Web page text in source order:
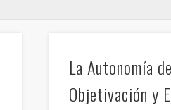
La Autonomía
Objetivación y